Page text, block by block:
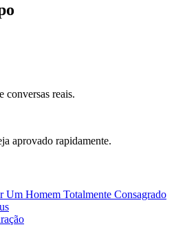
conversas reais.
aprovado rapidamente.
Um Homem Totalmente Consagrado